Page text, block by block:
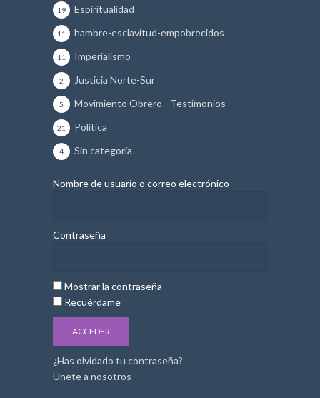
Espiritualidad
19
hambre-esclavitud-empobrecidos
11
Imperialismo
11
Justicia Norte-Sur
2
Movimiento Obrero - Testimonios
5
Política
21
Sin categoría
4
Nombre de usuario o correo electrónico
Contraseña
Mostrar la contraseña
Recuérdame
¿Has olvidado tu contraseña?
Únete a nosotros